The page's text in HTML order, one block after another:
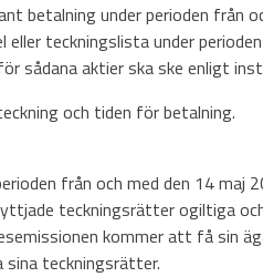
betalning under perioden från
eller teckningslista under
aktier ska ske enligt
och tiden för betalning.
från och med den 14
teckningsrätter ogiltiga
kommer att få sin
teckningsrätter.